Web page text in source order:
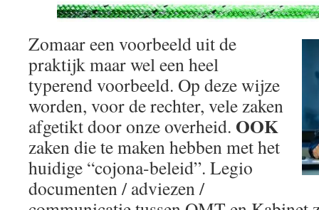
Zomaar een voorbeeld uit de
praktijk maar wel een heel
typerend voorbeeld. Op deze wijze
worden, voor de rechter, vele zaken
afgetikt door onze overheid. OOK
zaken die te maken hebben met het
huidige “cojona-beleid”. Legio
documenten / adviezen /